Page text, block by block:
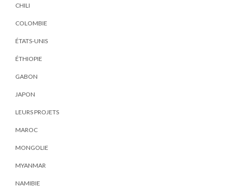
CHILI
COLOMBIE
ÉTATS-UNIS
ÉTHIOPIE
GABON
JAPON
LEURS PROJETS
MAROC
MONGOLIE
MYANMAR
NAMIBIE